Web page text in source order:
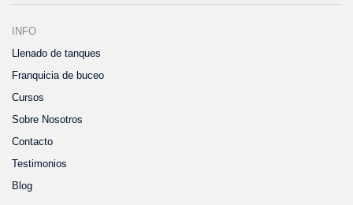
INFO
Llenado de tanques
Franquicia de buceo
Cursos
Sobre Nosotros
Contacto
Testimonios
Blog